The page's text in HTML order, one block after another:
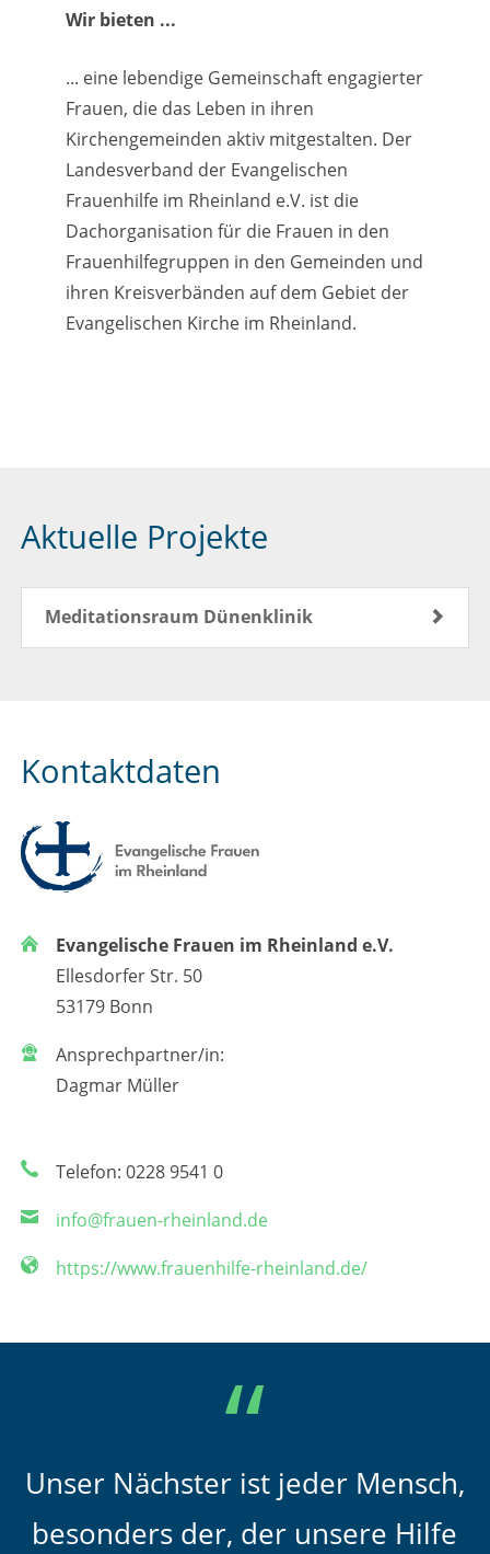
Wir bieten ...
... eine lebendige Gemeinschaft engagierter
Frauen, die das Leben in ihren
Kirchengemeinden aktiv mitgestalten. Der
Landesverband der Evangelischen
Frauenhilfe im Rheinland e.V. ist die
Dachorganisation für die Frauen in den
Frauenhilfegruppen in den Gemeinden und
ihren Kreisverbänden auf dem Gebiet der
Evangelischen Kirche im Rheinland.
Aktuelle Projekte
Meditationsraum Dünenklinik
Kontaktdaten
Evangelische Frauen im Rheinland e.V.
Ellesdorfer Str. 50
53179 Bonn
Ansprechpartner/in:
Dagmar Müller
Telefon: 0228 9541 0
info@frauen-rheinland.de
https://www.frauenhilfe-rheinland.de/
Unser Nächster ist jeder Mensch,
besonders der, der unsere Hilfe